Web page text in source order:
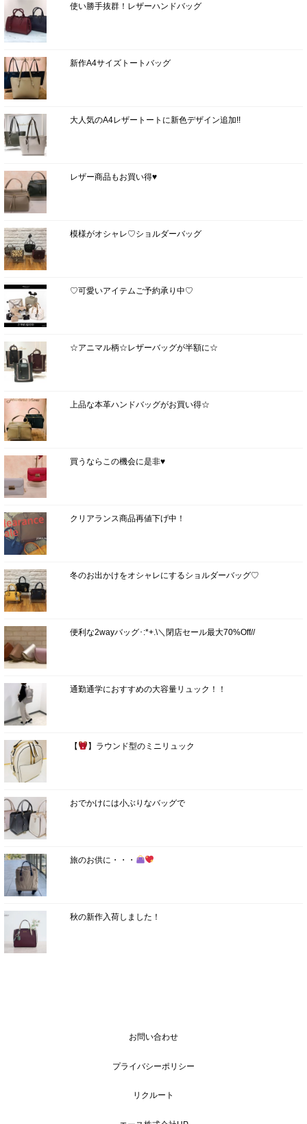
使い勝手抜群！レザーハンドバッグ
新作A4サイズトートバッグ
大人気のA4レザートートに新色デザイン追加!!
レザー商品もお買い得♥
模様がオシャレ♡ショルダーバッグ
♡可愛いアイテムご予約承り中♡
☆アニマル柄☆レザーバッグが半額に☆
上品な本革ハンドバッグがお買い得☆
買うならこの機会に是非♥
クリアランス商品再値下げ中！
冬のお出かけをオシャレにするショルダーバッグ♡
便利な2wayバッグ･:*+.\＼閉店セール最大70%Off//
通勤通学におすすめの大容量リュック！！
【 】ラウンド型のミニリュック
おでかけには小ぶりなバッグで
旅のお供に・・・
秋の新作入荷しました！
お問い合わせ
プライバシーポリシー
リクルート